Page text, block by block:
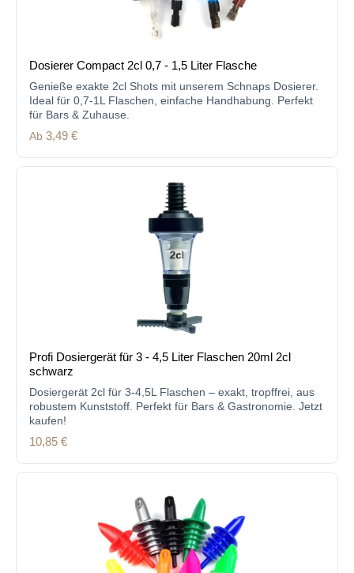
Dosierer Compact 2cl 0,7 - 1,5 Liter Flasche
Genieße exakte 2cl Shots mit unserem Schnaps Dosierer.
Ideal für 0,7-1L Flaschen, einfache Handhabung. Perfekt
für Bars & Zuhause.
Regulärer Preis:
Ab 3,49 €
Profi Dosiergerät für 3 - 4,5 Liter Flaschen 20ml 2cl
schwarz
Dosiergerät 2cl für 3-4,5L Flaschen – exakt, tropffrei, aus
robustem Kunststoff. Perfekt für Bars & Gastronomie. Jetzt
kaufen!
Regulärer Preis:
10,85 €